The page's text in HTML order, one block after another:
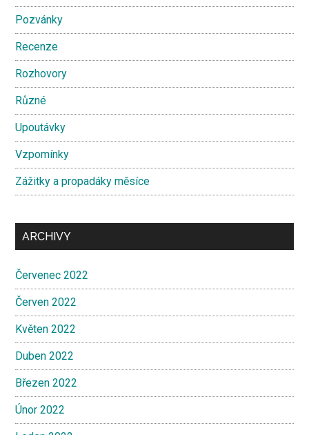
Pozvánky
Recenze
Rozhovory
Různé
Upoutávky
Vzpomínky
Zážitky a propadáky měsíce
ARCHIVY
Červenec 2022
Červen 2022
Květen 2022
Duben 2022
Březen 2022
Únor 2022